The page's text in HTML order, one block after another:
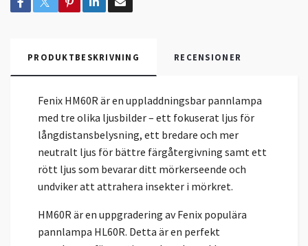
PRODUKTBESKRIVNING RECENSIONER
Fenix HM60R är en uppladdningsbar pannlampa
med tre olika ljusbilder – ett fokuserat ljus för
långdistansbelysning, ett bredare och mer
neutralt ljus för bättre färgåtergivning samt ett
rött ljus som bevarar ditt mörkerseende och
undviker att attrahera insekter i mörkret.
HM60R är en uppgradering av Fenix populära
pannlampa HL60R. Detta är en perfekt